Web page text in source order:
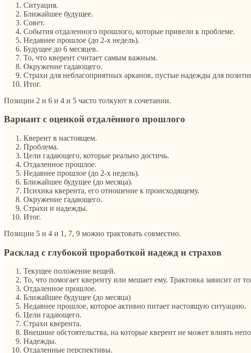
Ситуация.
Ближайшее будущее.
Совет.
События отдаленного прошлого, которые привели к проблеме.
Недавнее прошлое (до 2-х недель).
Будущее до 6 месяцев.
То, что кверент считает самым важным.
Окружение гадающего.
Страхи для неблагоприятных арканов, пустые надежды для
Итог.
Позиции 2 и 6 и 4 и 5 часто толкуют в сочетании.
Вариант с оценкой отдалённого прошлого
Кверент в настоящем.
Проблема.
Цели гадающего, которые реально достичь.
Отдаленное прошлое.
Недавнее прошлое (до 2-х недель).
Ближайшее будущее (до месяца).
Психика кверента, его отношение к происходящему.
Окружение гадающего.
Страхи и надежды.
Итог.
Позиции 5 и 4 и 1, 7, 9 можно трактовать совместно.
Расклад с глубокой проработкой надежд и страхов
Текущее положение вещей.
То, что помогает кверенту или мешает ему. Трактовка зависит
Отдаленное прошлое.
Ближайшее будущее (до месяца)
Недавнее прошлое, которое активно питает настоящую ситуацию.
Цели гадающего.
Страхи кверента.
Внешние обстоятельства, на которые кверент не может влиять
Надежды.
Отдаленные перспективы.